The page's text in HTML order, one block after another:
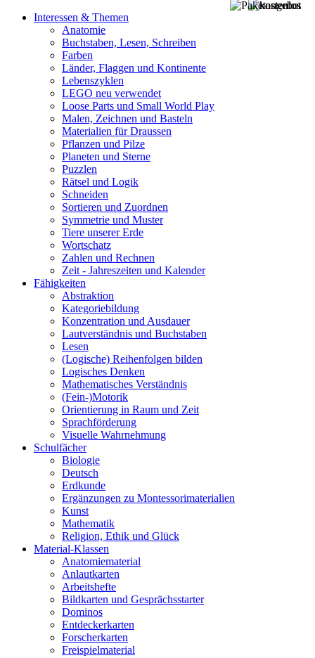
Interessen & Themen
Anatomie
Buchstaben, Lesen, Schreiben
Farben
Länder, Flaggen und Kontinente
Lebenszyklen
LEGO neu verwendet
Loose Parts und Small World Play
Malen, Zeichnen und Basteln
Materialien für Draussen
Pflanzen und Pilze
Planeten und Sterne
Puzzlen
Rätsel und Logik
Schneiden
Sortieren und Zuordnen
Symmetrie und Muster
Tiere unserer Erde
Wortschatz
Zahlen und Rechnen
Zeit - Jahreszeiten und Kalender
Fähigkeiten
Abstraktion
Kategoriebildung
Konzentration und Ausdauer
Lautverständnis und Buchstaben
Lesen
(Logische) Reihenfolgen bilden
Logisches Denken
Mathematisches Verständnis
(Fein-)Motorik
Orientierung in Raum und Zeit
Sprachförderung
Visuelle Wahrnehmung
Schulfächer
Biologie
Deutsch
Erdkunde
Ergänzungen zu Montessorimaterialien
Kunst
Mathematik
Religion, Ethik und Glück
Material-Klassen
Anatomiematerial
Anlautkarten
Arbeitshefte
Bildkarten und Gesprächsstarter
Dominos
Entdeckerkarten
Forscherkarten
Freispielmaterial